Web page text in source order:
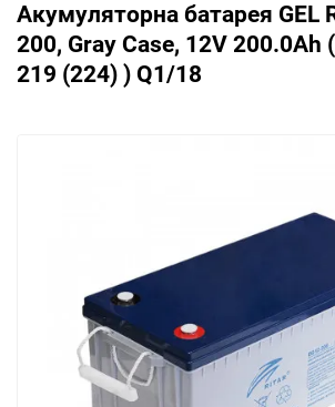
Акумуляторна батарея GEL
200, Gray Case, 12V 200.0Ah
219 (224) ) Q1/18